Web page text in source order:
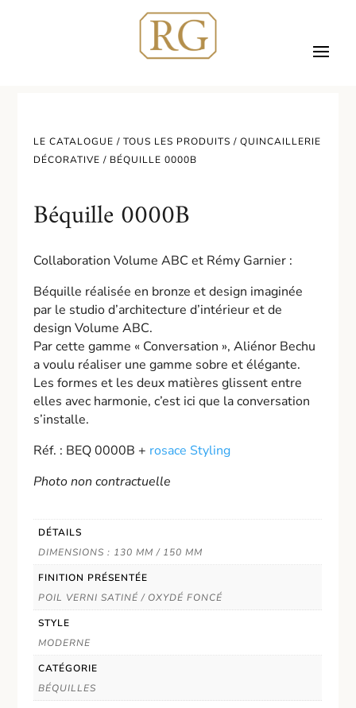
LE CATALOGUE /TOUS LES PRODUITS /QUINCAILLERIE
DÉCORATIVE / BÉQUILLE 0000B
Béquille 0000B
Collaboration Volume ABC et Rémy Garnier :
Béquille réalisée en bronze et design imaginée
par le studio d’architecture d’intérieur et de
design Volume ABC.
Par cette gamme « Conversation », Aliénor Bechu
a voulu réaliser une gamme sobre et élégante.
Les formes et les deux matières glissent entre
elles avec harmonie, c’est ici que la conversation
s’installe.
Réf. : BEQ 0000B + rosace Styling
Photo non contractuelle
DÉTAILS
DIMENSIONS : 130 MM / 150 MM
FINITION PRÉSENTÉE
POIL VERNI SATINÉ / OXYDÉ FONCÉ
STYLE
MODERNE
CATÉGORIE
BÉQUILLES